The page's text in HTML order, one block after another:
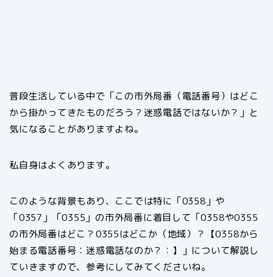
普段生活している中で「この市外局番（電話番号）はどこ
から掛かってきたものだろう？迷惑電話ではないか？」と
気になることがありますよね。
私自身はよくあります。
このような背景もあり、ここでは特に「0358」や
「0357」「0355」の市外局番に着目して「0358や0355
の市外局番はどこ？0355はどこか（地域）？【0358から
始まる電話番号：迷惑電話なのか？：】」について解説し
ていきますので、参考にしてみてくださいね。